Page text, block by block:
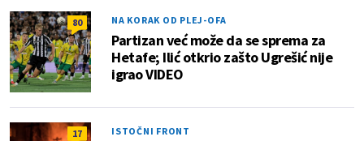
80 NA KORAK OD PLEJ-OFA
Partizan već može da se sprema za
Hetafe; Ilić otkrio zašto Ugrešić nije
igrao VIDEO
17 ISTOČNI FRONT